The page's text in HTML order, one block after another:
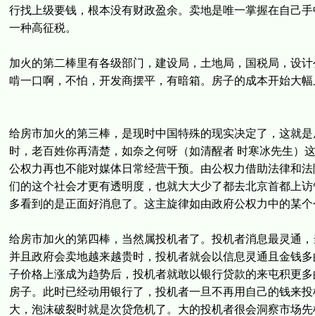
行找上级要钱，根本没有财政盈余。卖地是唯一掌握在自己
一种高征税。
加火的第二棒里有各级部门，建设局，土地局，国税局，设
啃一口啊，不怕，开发商摆平，有暗箱。房子的成本开始大
给房市加火的第三棒，是现时中国特殊的现实决定了，这就
时，老百姓你再清楚，如奈之何呀（如清醒者 时寒冰先生）
公权力再也不能对媒体日常经营干预。由公权力借助法律和
们的这个社会才更有透明度，也就大大少了都去北京首都上
多看到的是正面好消息了。这主旋律如由政府公权力中的某
给房市加火的第四棒，当然属投机者了。投机者消息最灵通
并且政府会卖地越来越贵时，投机者就会以信息灵通且金钱
子价格上涨成为趋势后，投机者就敢以银行贷款的来屯积更
房子。此时已经动用银行了，投机者一旦不再用自己的钱来
大，泡沫破裂时就是次贷危机了。大的投机者很会洞察市场